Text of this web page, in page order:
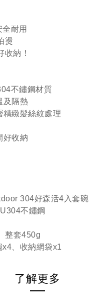
耐用
燙
收納！
不鏽鋼材質
及隔熱
緻髮絲紋處理
好收納
304好森活4入套碗
不鏽鋼
整套450g
、收納網袋x1
了解更多